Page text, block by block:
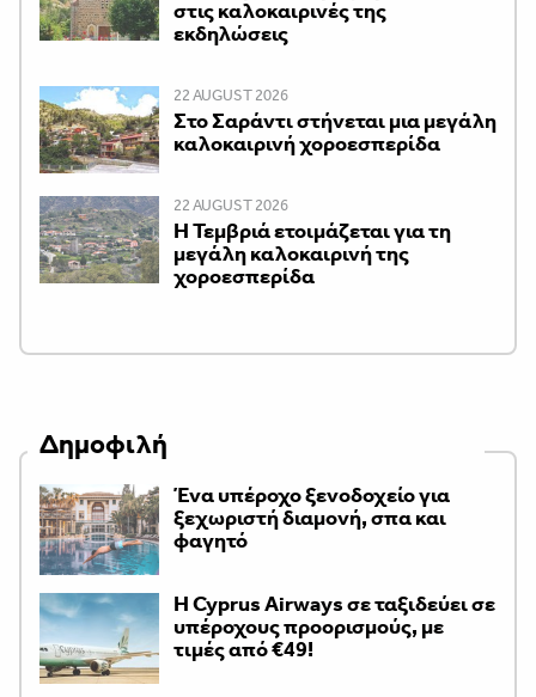
στις καλοκαιρινές της
εκδηλώσεις
22 AUGUST 2026
Στο Σαράντι στήνεται μια μεγάλη
καλοκαιρινή χοροεσπερίδα
22 AUGUST 2026
Η Τεμβριά ετοιμάζεται για τη
μεγάλη καλοκαιρινή της
χοροεσπερίδα
Δημοφιλή
Ένα υπέροχο ξενοδοχείο για
ξεχωριστή διαμονή, σπα και
φαγητό
H Cyprus Airways σε ταξιδεύει σε
υπέροχους προορισμούς, με
τιμές από €49!